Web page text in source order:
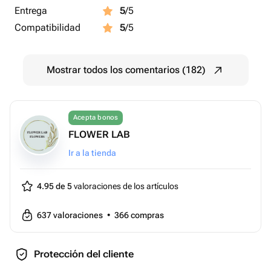
Entrega
5/5
Compatibilidad
5/5
Mostrar todos los comentarios (182)
Acepta bonos
FLOWER LAB
Ir a la tienda
4.95 de 5valoraciones de los artículos
637valoraciones • 366compras
Protección del cliente